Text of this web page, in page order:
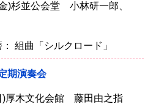
)杉並公会堂 小林研一郎、
組曲「シルクロード」
期演奏会
)厚木文化会館 藤田由之指